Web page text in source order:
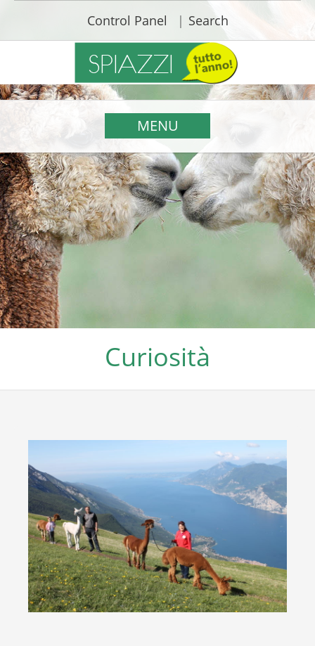
Control Panel Search
MENU
Curiosità